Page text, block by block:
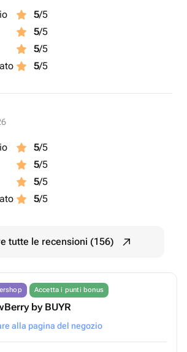
5/5
5/5
5/5
5/5
5/5
5/5
5/5
5/5
tutte le recensioni (156)
Accetta i punti bonus
by BUYR
alla pagina del negozio